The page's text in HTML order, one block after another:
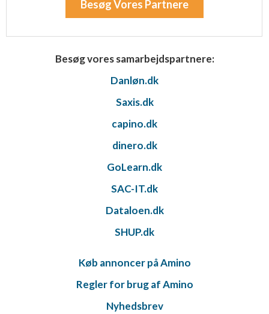
Besøg Vores Partnere
Besøg vores samarbejdspartnere:
Danløn.dk
Saxis.dk
capino.dk
dinero.dk
GoLearn.dk
SAC-IT.dk
Dataloen.dk
SHUP.dk
Køb annoncer på Amino
Regler for brug af Amino
Nyhedsbrev